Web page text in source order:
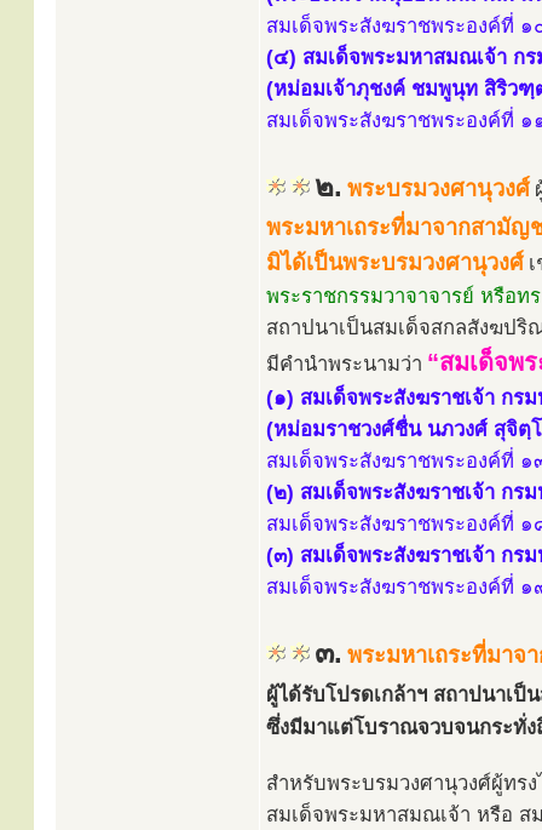
สมเด็จพระสังฆราชพระองค์ที่
(๔) สมเด็จพระมหาสมณเจ้า กร
(หม่อมเจ้าภุชงค์ ชมพูนุท สิริว
สมเด็จพระสังฆราชพระองค์ที่
๒. พระบรมวงศานุวงศ์
พระมหาเถระที่มาจากสามั
มิได้เป็นพระบรมวงศานุวงศ์
พระราชกรรมวาจาจารย์ หรือท
สถาปนาเป็นสมเด็จสกลสังฆปริ
มีคำนำพระนามว่า “สมเด็จพ
(๑) สมเด็จพระสังฆราชเจ้า กร
(หม่อมราชวงศ์ชื่น นภวงศ์ สุจิตฺ
สมเด็จพระสังฆราชพระองค์ที่
(๒) สมเด็จพระสังฆราชเจ้า กร
สมเด็จพระสังฆราชพระองค์ที่
(๓) สมเด็จพระสังฆราชเจ้า ก
สมเด็จพระสังฆราชพระองค์ที่
๓. พระมหาเถระที่มาจ
ผู้ได้รับโปรดเกล้าฯ สถาปนาเป็
ซึ่งมีมาแต่โบราณจวบจนกระทั่ง
สำหรับพระบรมวงศานุวงศ์ผู้ทร
สมเด็จพระมหาสมณเจ้า หรือ ส